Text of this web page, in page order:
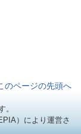
のページの先頭へ
。
）により運営さ